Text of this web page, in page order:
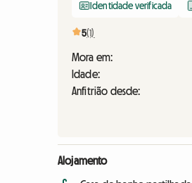
Identidade verificada
5(1)
Mora em:
Idade:
Anfitrião desde:
Alojamento